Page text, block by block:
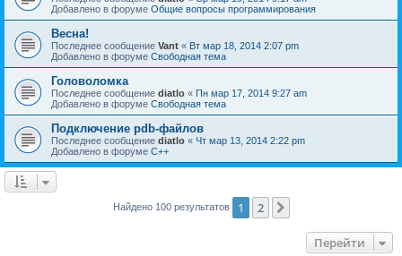
Добавлено в форуме Общие вопросы программирования
Весна!
Последнее сообщение Vant « Вт мар 18, 2014 2:07 pm
Добавлено в форуме Свободная тема
Головоломка
Последнее сообщение diatlo « Пн мар 17, 2014 9:27 am
Добавлено в форуме Свободная тема
Подключение pdb-файлов
Последнее сообщение diatlo « Чт мар 13, 2014 2:22 pm
Добавлено в форуме C++
Найдено 100 результатов 1 2
Перейти